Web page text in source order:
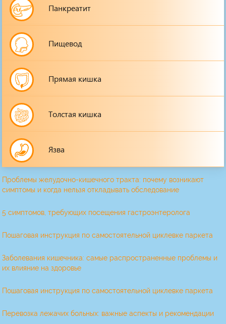
Панкреатит
Пищевод
Прямая кишка
Толстая кишка
Язва
Проблемы желудочно-кишечного тракта: почему возникают
симптомы и когда нельзя откладывать обследование
5 симптомов, требующих посещения гастроэнтеролога
Пошаговая инструкция по самостоятельной циклевке паркета
Заболевания кишечника: самые распространенные проблемы и
их влияние на здоровье
Пошаговая инструкция по самостоятельной циклевке паркета
Перевозка лежачих больных: важные аспекты и рекомендации